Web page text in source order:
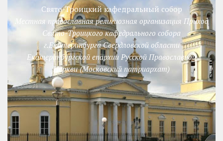
Свято-Троицкий кафедральный собор
Местная православная религиозная организация Приход
Свято-Троицкого кафедрального собора
г.Екатеринбурга Свердловской области
Екатеринбургской епархии Русской Православной
Церкви (Московский патриархат)